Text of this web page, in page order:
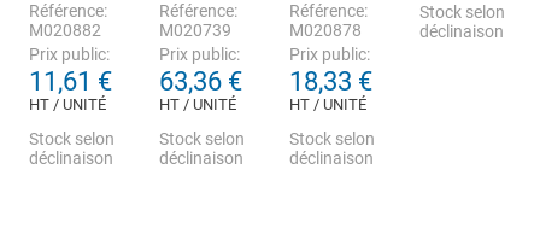
Référence:
M020882
Prix public:
11,61 €
HT / UNITÉ
Stock selon
déclinaison
Référence:
M020739
Prix public:
63,36 €
HT / UNITÉ
Stock selon
déclinaison
Référence:
M020878
Prix public:
18,33 €
HT / UNITÉ
Stock selon
déclinaison
Stock selon
déclinaison